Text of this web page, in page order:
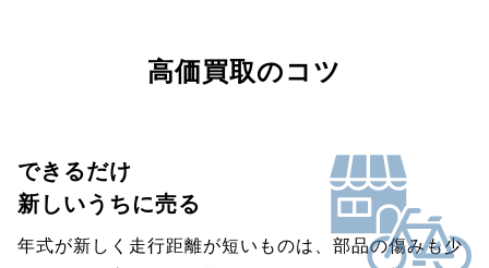
高価買取のコツ
できるだけ
新しいうちに売る
年式が新しく走行距離が短いものは、部品の傷みも少